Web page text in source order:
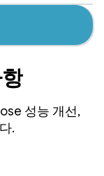
성능 개선,
.